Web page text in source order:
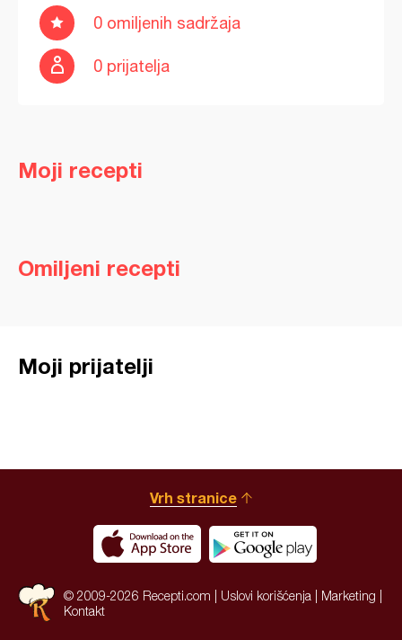
0 omiljenih sadržaja
0 prijatelja
Moji recepti
Omiljeni recepti
Moji prijatelji
Vrh stranice
© 2009-2026 Recepti.com | Uslovi korišćenja Marketing
Kontakt